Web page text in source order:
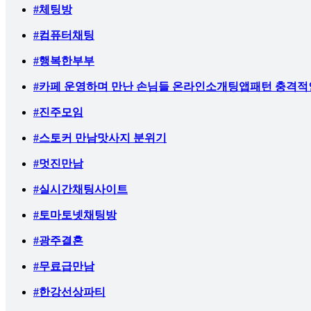
#체팅방
#컴퓨터채팅
#행복한부부
#카페 운영하며 만난 손님들 온라인소개팅앱패턴 충격적
#진주모임
#스토커 만남맛사지 분위기
#멋진만남
#실시간채팅사이트
#토마토넷채팅방
#광주결혼
#무료급만남
#한강선상파티